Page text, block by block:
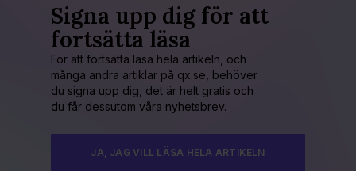
Signa upp dig för att
fortsätta läsa
För att fortsätta läsa hela artikeln, och
många andra artiklar på qx.se, behöver
du signa upp dig, det är helt gratis och
du får dessutom våra nyhetsbrev.
JA, JAG VILL LÄSA HELA ARTIKELN